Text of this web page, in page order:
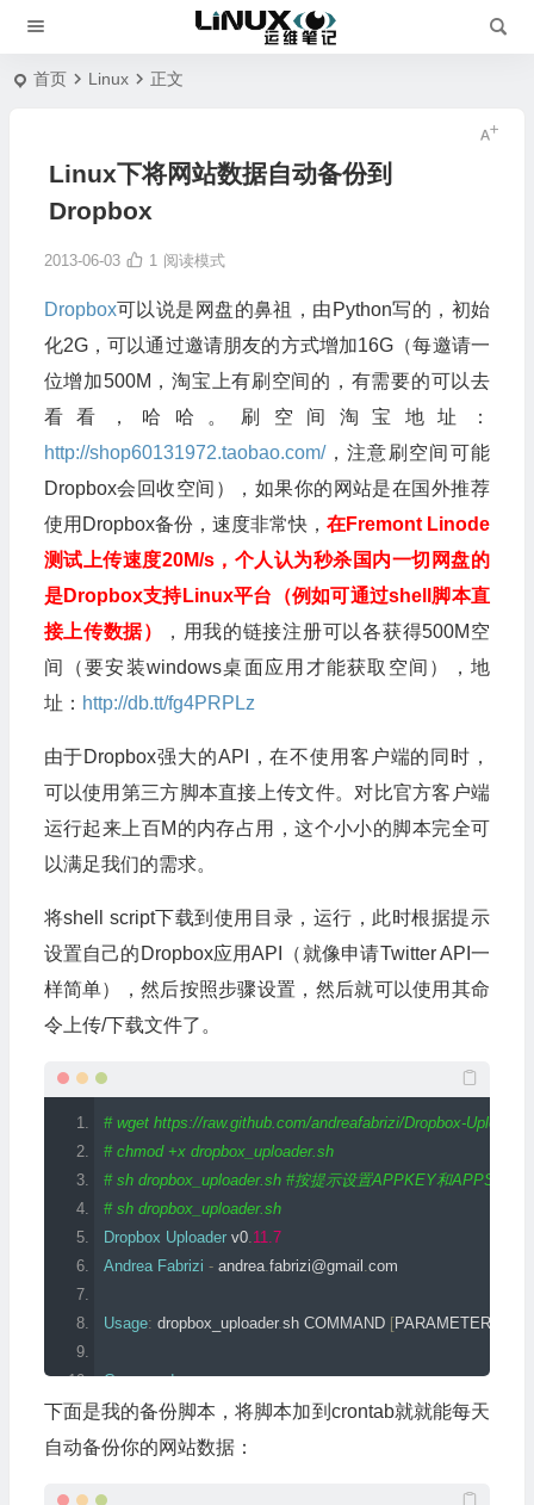
首页 Linux 正文
Linux下将网站数据自动备份到
Dropbox
2013-06-03 1 阅读模式
Dropbox可以说是网盘的鼻祖，由Python写的，初始
化2G，可以通过邀请朋友的方式增加16G（每邀请一
位增加500M，淘宝上有刷空间的，有需要的可以去
看看，哈哈。刷空间淘宝地址：
http://shop60131972.taobao.com/，注意刷空间可能
Dropbox会回收空间），如果你的网站是在国外推荐
使用Dropbox备份，速度非常快， 在Fremont Linode
测试上传速度20M/s，个人认为秒杀国内一切网盘的
是Dropbox支持Linux平台（例如可通过shell脚本直
接上传数据）
，用我的链接注册可以各获得500M空
间（要安装windows桌面应用才能获取空间），地
址： http://db.tt/fg4PRPLz
由于Dropbox强大的API，在不使用客户端的同时，
可以使用第三方脚本直接上传文件。对比官方客户端
运行起来上百M的内存占用，这个小小的脚本完全可
以满足我们的需求。
将shell script下载到使用目录，运行，此时根据提示
设置自己的Dropbox应用API（就像申请Twitter API一
样简单），然后按照步骤设置，然后就可以使用其命
令上传/下载文件了。
# wget https://raw.github.com/andreafabrizi/Dropbox-
# chmod +x dropbox_uploader.sh
# sh dropbox_uploader.sh #按提示设置APPKEY和
# sh dropbox_uploader.sh
Dropbox Uploader v0.11.7
Andrea Fabrizi - andrea.fabrizi@gmail .com
Usage: dropbox_uploader.sh COMMAND [PARAMETERS
Commands:
         upload
[LOCAL_FILE] <REMOTE_FILE>
         download
[REMOTE_FILE
         mkdir
下面是我的备份脚本，将脚本加到crontab就就能每天
自动备份你的网站数据：